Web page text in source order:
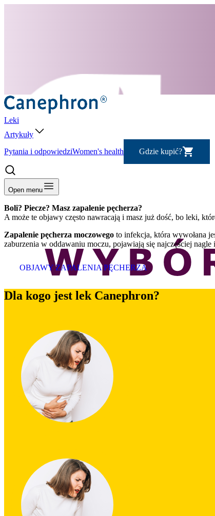
Leki
Artykuły
Pytania i odpowiedziWomen's health Gdzie kupić?
Open menu
Boli? Piecze? Masz zapalenie pęcherza?
A może te objawy często nawracają i masz już dość, bo leki,
Zapalenie pęcherza moczowego to infekcja, która wywołana
zaburzenia w oddawaniu moczu, pojawiają się najczęściej
OBJAWY ZAPALENIA PĘCHERZA
Dla kogo jest lek Canephron?